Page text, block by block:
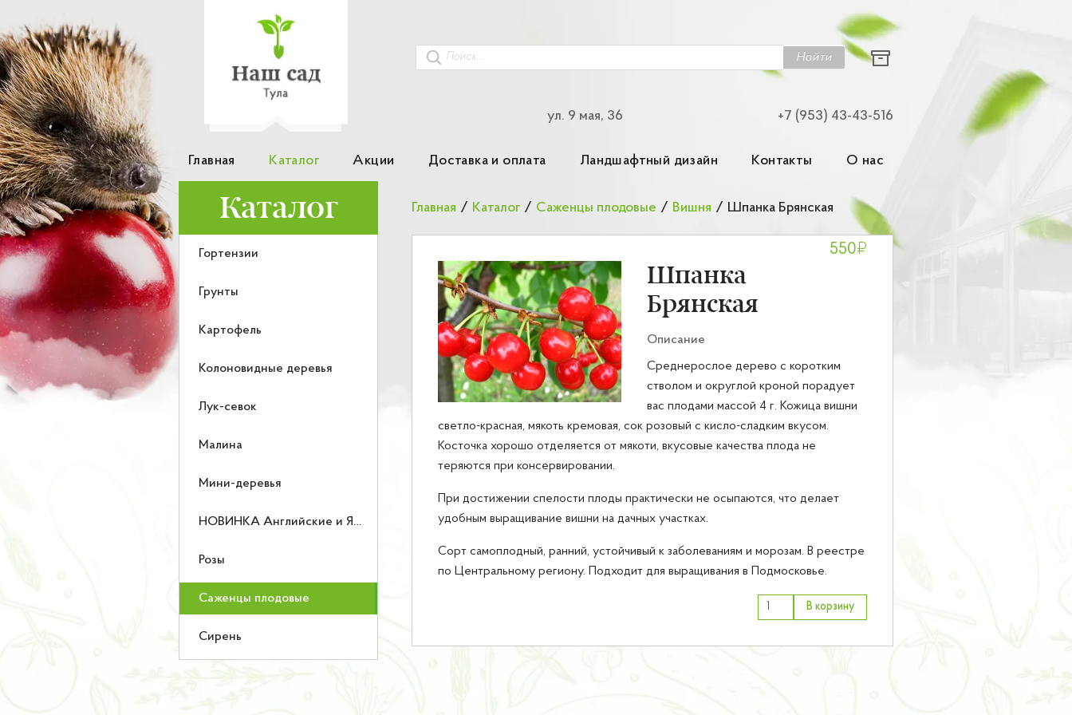
Найти
ул. 9 мая, 36 +7 (953) 43-43-516
Главная Каталог Акции Доставка и оплата Ландшафтный дизайн Контакты О нас
Каталог
Гортензии
Грунты
Картофель
Колоновидные деревья
Лук-севок
Малина
Мини-деревья
НОВИНКА Английские и Японские розы
Розы
Саженцы плодовые
Сирень
Главная / Каталог / Саженцы плодовые / Вишня / Шпанка Брянская
Шпанка
Брянская
550₽
Описание
Среднерослое дерево с коротким
стволом и округлой кроной порадует
вас плодами массой 4 г. Кожица вишни
светло-красная, мякоть кремовая, сок розовый с кисло-сладким вкусом.
Косточка хорошо отделяется от мякоти, вкусовые качества плода не
теряются при консервировании.
При достижении спелости плоды практически не осыпаются, что делает
удобным выращивание вишни на дачных участках.
Сорт самоплодный, ранний, устойчивый к заболеваниям и морозам. В реестре
по Центральному региону. Подходит для выращивания в Подмосковье.
В корзину